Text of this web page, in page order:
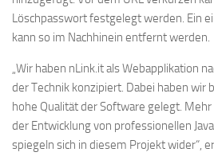
Löschpasswort festgelegt werden. Ein
kann so im Nachhinein entfernt werden.
„Wir haben nLink.it als Webapplikation
der Technik konzipiert. Dabei haben wir
hohe Qualität der Software gelegt. Mehr
der Entwicklung von professionellen
spiegeln sich in diesem Projekt wider“,